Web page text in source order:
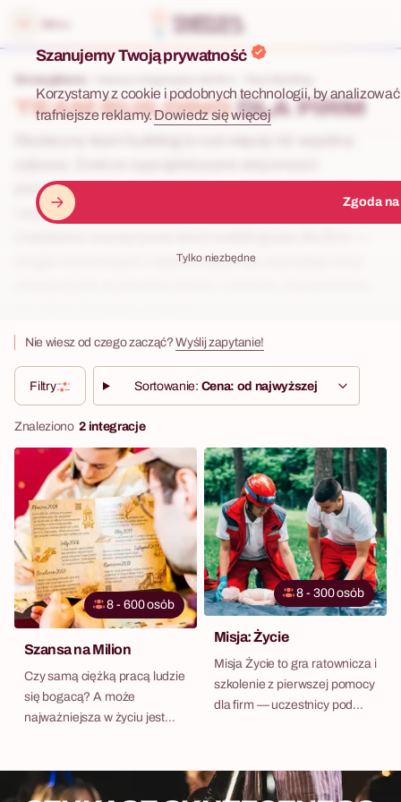
Szanujemy Twoją prywatność
Korzystamy z cookie i podobnych technologii, by
trafniejsze reklamy.Dowiedz się więcej
Tylko niezbędne
Zgoda
TEAM BUILDINGDLA FIRM
pomagają budować zaufanie, poprawiają komunikację
i wzmacniają współpracę w zespole. Poniżej
od gier terenowych i teleturniejów po warsztaty oraz
Nie wiesz od czego zacząć?Wyślij zapytanie!
Filtry Sortowanie: Cena: od najwyższej
Znaleziono2 integracje
8 - 600 osób
Szansa na Milion
Czy samą ciężką pracą ludzie
się bogacą? A może
najważniejsza w życiu jest
Petera – znudzonego
8 - 300 osób
Misja: Życie
Misja Życie to gra ratownicza i
szkolenie z pierwszej pomocy
dla firm — uczestnicy pod
wypadków w całej Polsce.